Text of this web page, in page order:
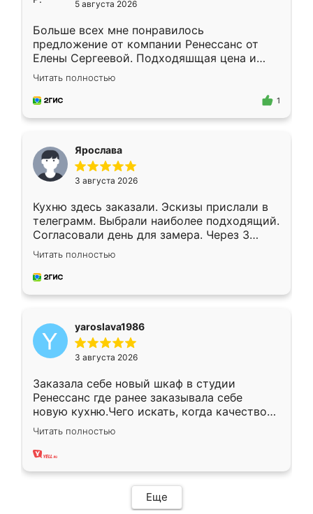
5 августа 2026
Больше всех мне понравилось
предложение от компании Ренессанс от
Елены Сергеевой. Подходяшщая цена и
короткие сроки изготовления. Приехавший
для замера сотрудник Владислав
предложил по моему эскизу самый
Читать полностью
1
Ярослава
3 августа 2026
Кухню здесь заказали. Эскизы прислали в
телеграмм. Выбрали наиболее подходящий.
Согласовали день для замера. Через 3
недели кухня была уже готова. Остались
довольны работой. Спасибо Ренессанс
мебель за качественную работу!
Читать полностью
yaroslava1986
3 августа 2026
Заказала себе новый шкаф в студии
Ренессанс где ранее заказывала себе
новую кухню.Чего искать, когда качеством
вполне довольна. Служит кухня уже почти
два года, нареканий нет.
Читать полностью
Еще